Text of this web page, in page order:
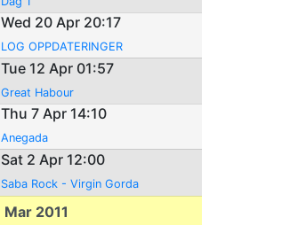
Wed 20 Apr 20:17
LOG OPPDATERINGER
Tue 12 Apr 01:57
Great Habour
Thu 7 Apr 14:10
Anegada
Sat 2 Apr 12:00
Saba Rock - Virgin Gorda
Mar 2011